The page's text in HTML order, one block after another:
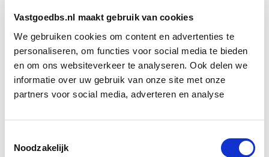
Vastgoedbs.nl maakt gebruik van cookies
We gebruiken cookies om content en advertenties te
personaliseren, om functies voor social media te bieden
en om ons websiteverkeer te analyseren. Ook delen we
informatie over uw gebruik van onze site met onze
partners voor social media, adverteren en analyse
Noodzakelijk
Circulair Bouwen Start do 24 sep
Aanbestedingsrecht Start wo 27 jan
Vastgoedrecht & Bouwrecht Start wo 16 sep